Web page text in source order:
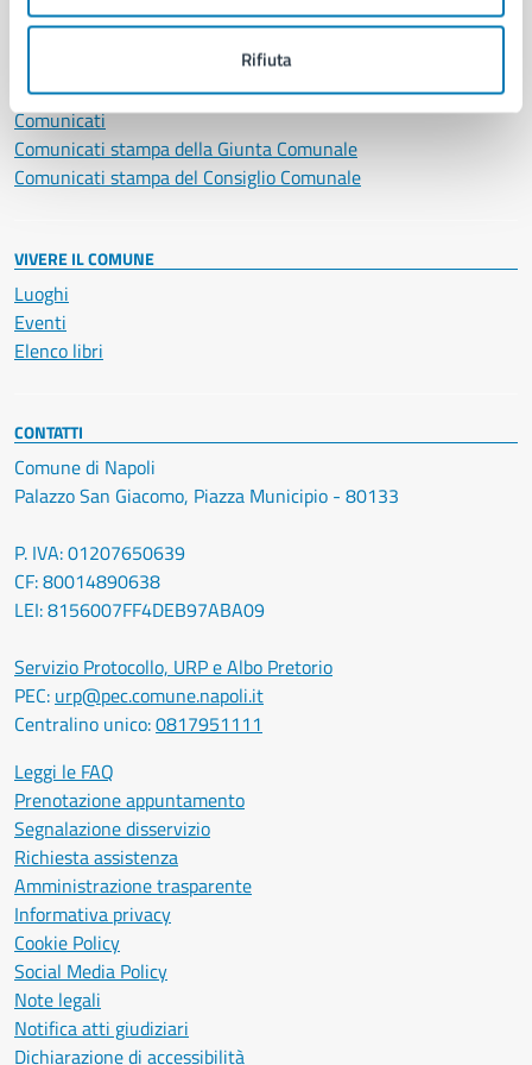
Rifiuta
NOVITÀ
Avvisi
Comunicati
Comunicati stampa della Giunta Comunale
Comunicati stampa del Consiglio Comunale
VIVERE IL COMUNE
Luoghi
Eventi
Elenco libri
CONTATTI
Comune di Napoli
Palazzo San Giacomo, Piazza Municipio - 80133
P. IVA: 01207650639
CF: 80014890638
LEI: 8156007FF4DEB97ABA09
Servizio Protocollo, URP e Albo Pretorio
PEC: urp@pec.comune.napoli.it
Centralino unico:0817951111
Leggi le FAQ
Prenotazione appuntamento
Segnalazione disservizio
Richiesta assistenza
Amministrazione trasparente
Informativa privacy
Cookie Policy
Social Media Policy
Note legali
Notifica atti giudiziari
Dichiarazione di accessibilità